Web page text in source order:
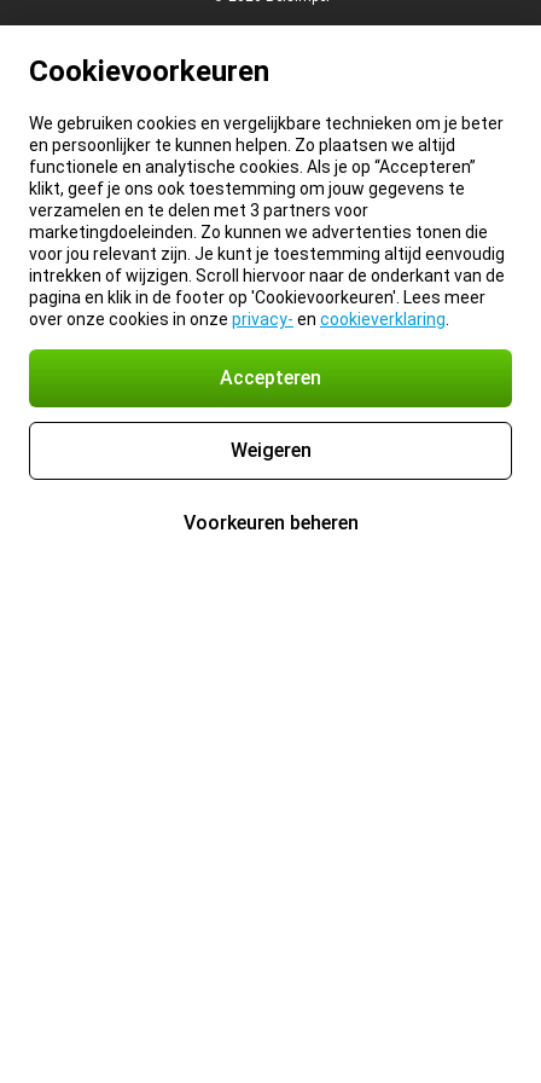
Cookievoorkeuren
We gebruiken cookies en vergelijkbare technieken om je beter
en persoonlijker te kunnen helpen. Zo plaatsen we altijd
functionele en analytische cookies. Als je op “Accepteren”
klikt, geef je ons ook toestemming om jouw gegevens te
verzamelen en te delen met 3 partners voor
marketingdoeleinden. Zo kunnen we advertenties tonen die
voor jou relevant zijn. Je kunt je toestemming altijd eenvoudig
intrekken of wijzigen. Scroll hiervoor naar de onderkant van de
pagina en klik in de footer op 'Cookievoorkeuren'. Lees meer
over onze cookies in onze privacy- en cookieverklaring
Accepteren
Weigeren
Voorkeuren beheren